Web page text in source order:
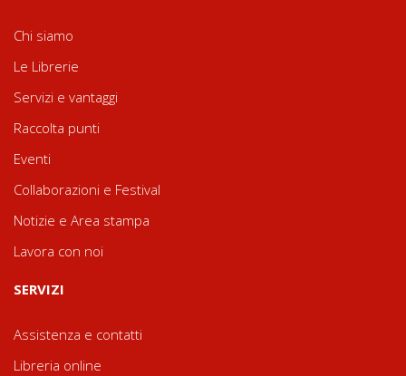
Chi siamo
Le Librerie
Servizi e vantaggi
Raccolta punti
Eventi
Collaborazioni e Festival
Notizie e Area stampa
Lavora con noi
SERVIZI
Assistenza e contatti
Libreria online